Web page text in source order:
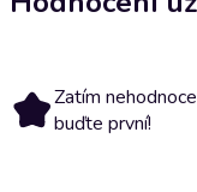
Zatím
buďte první!